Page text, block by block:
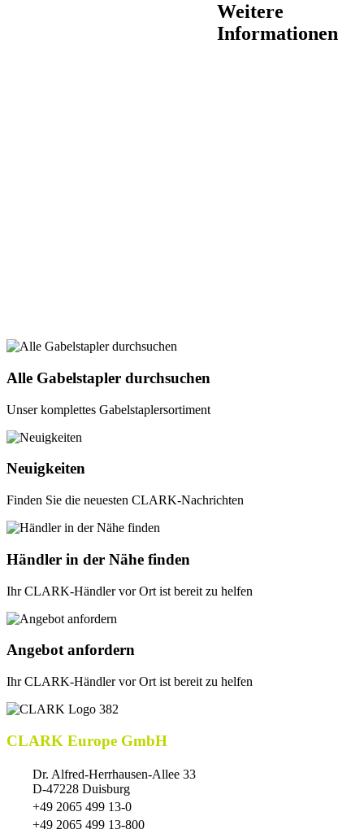
Weitere
Informationen
Alle Gabelstapler durchsuchen
Unser komplettes Gabelstaplersortiment
Neuigkeiten
Finden Sie die neuesten CLARK-Nachrichten
Händler in der Nähe finden
Ihr CLARK-Händler vor Ort ist bereit zu helfen
Angebot anfordern
Ihr CLARK-Händler vor Ort ist bereit zu helfen
CLARK Europe GmbH
Dr. Alfred-Herrhausen-Allee 33
D-47228 Duisburg
+49 2065 499 13-0
+49 2065 499 13-800